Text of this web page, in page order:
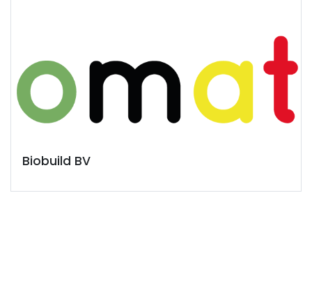
Biobuild BV